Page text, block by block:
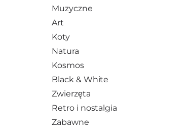
Muzyczne
Art
Koty
Natura
Kosmos
Black & White
Zwierzęta
Retro i nostalgia
Zabawne